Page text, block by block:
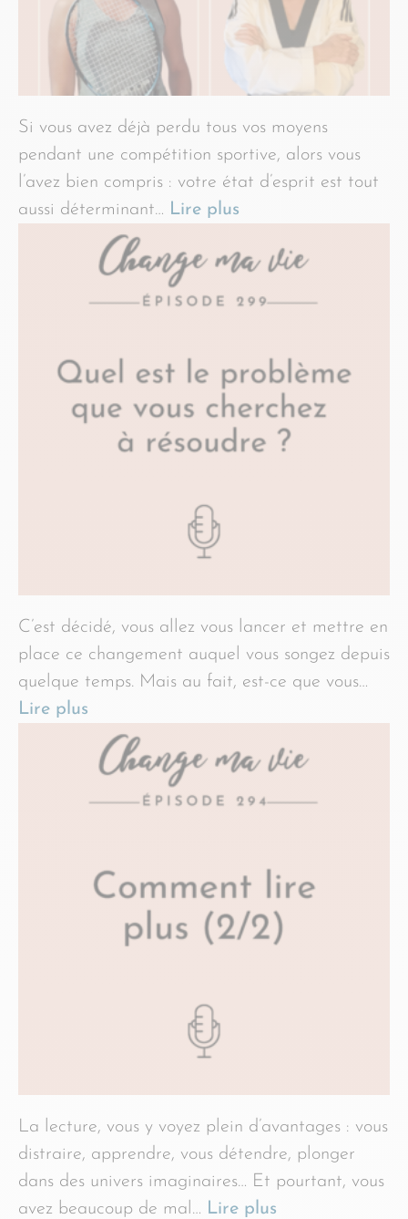
Si vous avez déjà perdu tous vos moyens
pendant une compétition sportive, alors vous
l’avez bien compris : votre état d’esprit est tout
aussi déterminant… Lire plus
C’est décidé, vous allez vous lancer et mettre en
place ce changement auquel vous songez depuis
quelque temps. Mais au fait, est-ce que vous…
Lire plus
La lecture, vous y voyez plein d’avantages : vous
distraire, apprendre, vous détendre, plonger
dans des univers imaginaires… Et pourtant, vous
avez beaucoup de mal… Lire plus